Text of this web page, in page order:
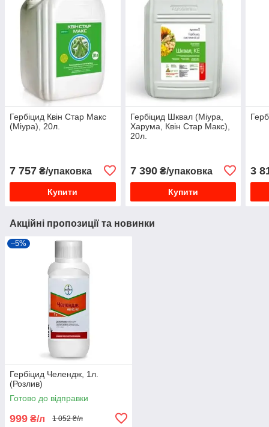
Гербіцид Квін Стар Макс
(Міура), 20л.
7 757 ₴/упаковка
Купити
Гербіцид Шквал (Міура,
Харума, Квін Стар Макс),
20л.
7 390₴/упаковка
Купити
3
Акційні пропозиції та новинки
–5%
Гербіцид Челендж, 1л.
(Розлив)
Готово до відправки
999 ₴/л 1 052 ₴/л